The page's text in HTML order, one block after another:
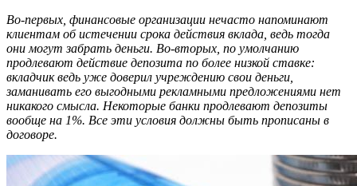
Во-первых, финансовые организации нечасто напоминают
клиентам об истечении срока действия вклада, ведь тогда
они могут забрать деньги. Во-вторых, по умолчанию
продлевают действие депозита по более низкой ставке:
вкладчик ведь уже доверил учреждению свои деньги,
заманивать его выгодными рекламными предложениями нет
никакого смысла. Некоторые банки продлевают депозиты
вообще на 1%. Все эти условия должны быть прописаны в
договоре.